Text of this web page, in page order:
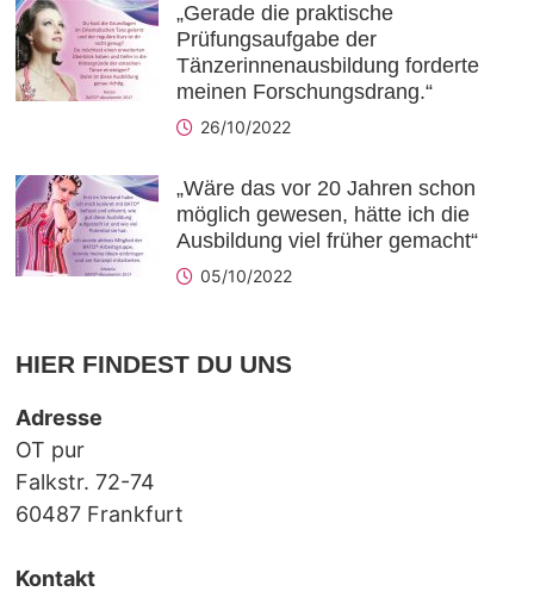
„Gerade die praktische
Prüfungsaufgabe der
Tänzerinnenausbildung forderte
meinen Forschungsdrang.“
26/10/2022
„Wäre das vor 20 Jahren schon
möglich gewesen, hätte ich die
Ausbildung viel früher gemacht“
05/10/2022
HIER FINDEST DU UNS
Adresse
OT pur
Falkstr. 72-74
60487 Frankfurt
Kontakt